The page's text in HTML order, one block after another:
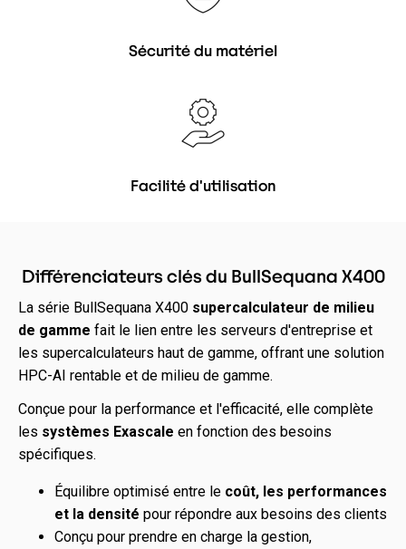
Sécurité du matériel
Facilité d'utilisation
Différenciateurs clés du BullSequana X400
La série BullSequana X400 supercalculateur de milieu
de gamme fait le lien entre les serveurs d'entreprise et
les supercalculateurs haut de gamme, offrant une solution
HPC-AI rentable et de milieu de gamme.
Conçue pour la performance et l'efficacité, elle complète
les systèmes Exascale en fonction des besoins
spécifiques.
Équilibre optimisé entre le coût, les performances
et la densité pour répondre aux besoins des clients
Conçu pour prendre en charge la gestion,